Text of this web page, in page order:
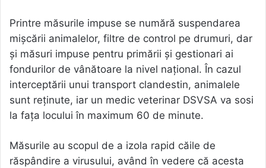
Printre măsurile impuse se numără suspendarea
mișcării animalelor, filtre de control pe drumuri, dar
și măsuri impuse pentru primării și gestionari ai
fondurilor de vânătoare la nivel național. În cazul
interceptării unui transport clandestin, animalele
sunt reţinute, iar un medic veterinar DSVSA va sosi
la faţa locului în maximum 60 de minute.
Măsurile au scopul de a izola rapid căile de
răspândire a virusului, având în vedere că acesta